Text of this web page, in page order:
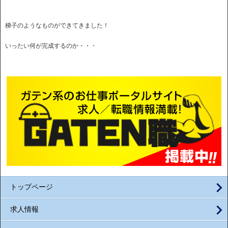
梯子のようなものができてきました！
いったい何が完成するのか・・・
トップページ
求人情報